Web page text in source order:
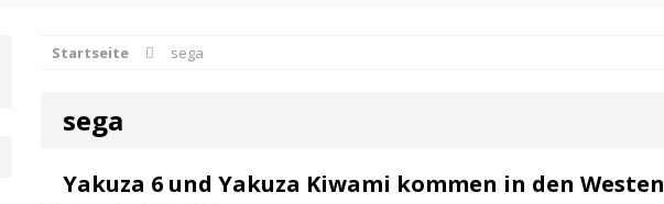
Startseite sega
sega
Yakuza 6 und Yakuza Kiwami kommen in den Westen